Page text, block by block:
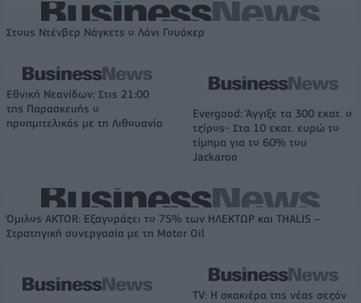
Στους Ντένβερ Νάγκετς ο Λόνι Γουόκερ
Εθνική Νεανίδων: Στις 21:00
της Παρασκευής ο
προημιτελικός με τη Λιθουανία
Evergood: Άγγιξε τα 300 εκατ. ο
τζίρος- Στα 10 εκατ. ευρώ το
τίμημα για το 60% του
Jackaroo
Όμιλος AKTOR: Εξαγοράζει το 75% των ΗΛΕΚΤΩΡ και THALIS –
Στρατηγική συνεργασία με τη Motor Oil
TV: Η σκακιέρα της νέας σεζόν